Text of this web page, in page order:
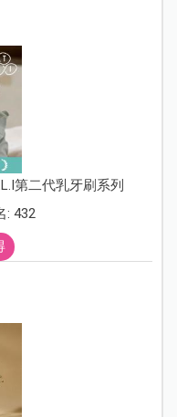
第二代乳牙刷系列
: 432